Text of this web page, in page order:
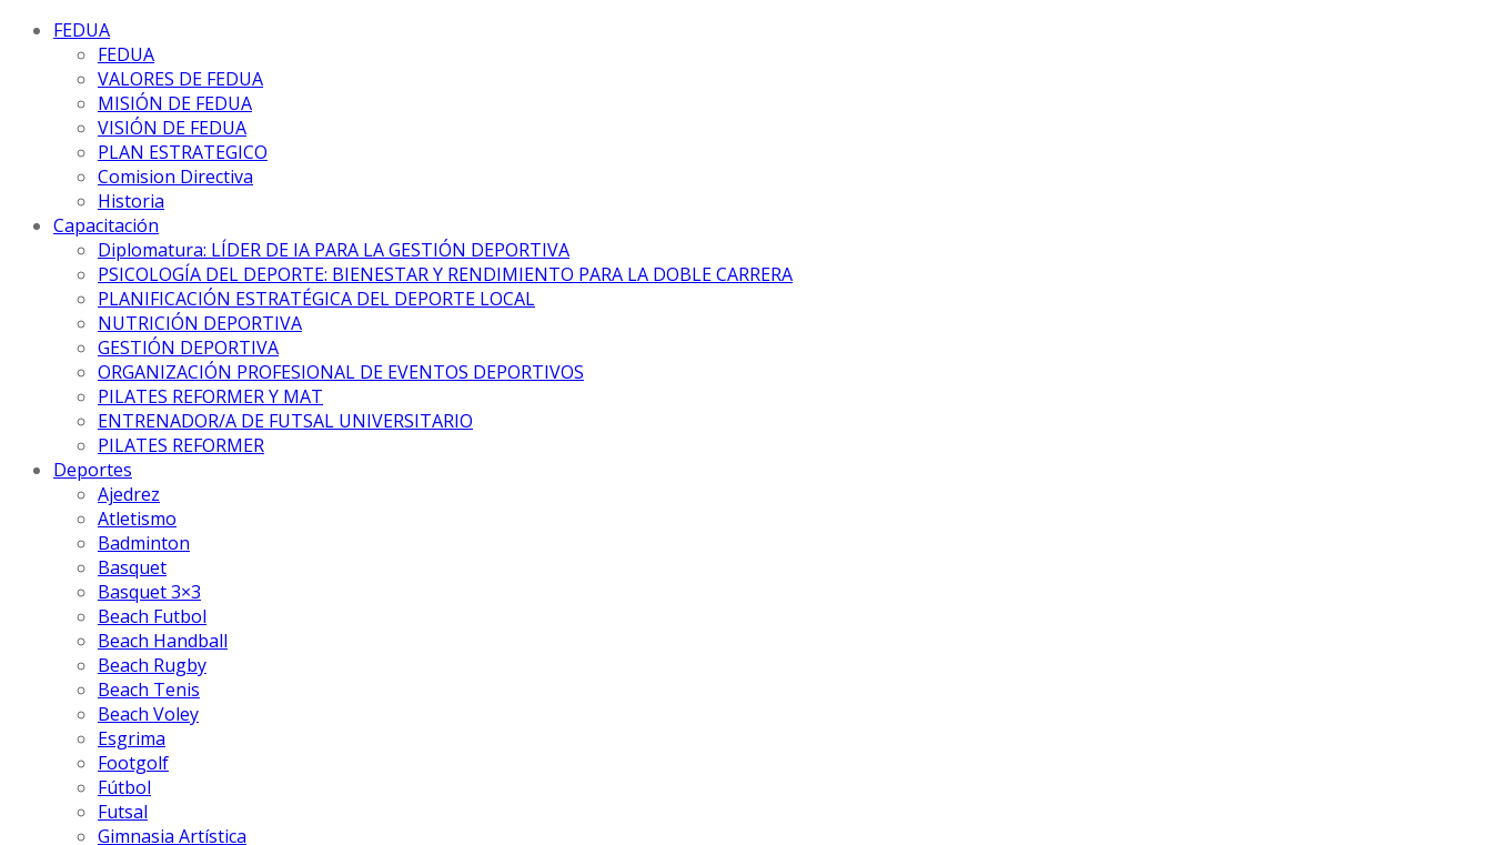
FEDUA
FEDUA
VALORES DE FEDUA
MISIÓN DE FEDUA
VISIÓN DE FEDUA
PLAN ESTRATEGICO
Comision Directiva
Historia
Capacitación
Diplomatura: LÍDER DE IA PARA LA GESTIÓN DEPORTIVA
PSICOLOGÍA DEL DEPORTE: BIENESTAR Y RENDIMIENTO PARA LA DOBLE CARRERA
PLANIFICACIÓN ESTRATÉGICA DEL DEPORTE LOCAL
NUTRICIÓN DEPORTIVA
GESTIÓN DEPORTIVA
ORGANIZACIÓN PROFESIONAL DE EVENTOS DEPORTIVOS
PILATES REFORMER Y MAT
ENTRENADOR/A DE FUTSAL UNIVERSITARIO
PILATES REFORMER
Deportes
Ajedrez
Atletismo
Badminton
Basquet
Basquet 3×3
Beach Futbol
Beach Handball
Beach Rugby
Beach Tenis
Beach Voley
Esgrima
Footgolf
Fútbol
Futsal
Gimnasia Artística